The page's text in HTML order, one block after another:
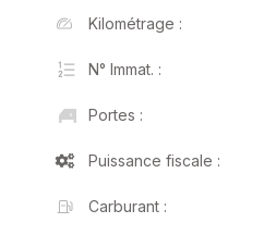
Kilométrage :
N° Immat. :
Portes :
Puissance fiscale :
Carburant :